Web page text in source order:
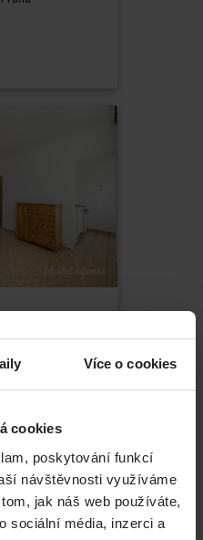
Více o cookies
cookies
poskytování funkcí
návštěvnosti využíváme
jak náš web používáte,
sociální média, inzerci a